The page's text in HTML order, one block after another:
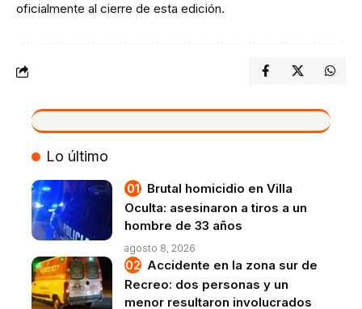
oficialmente al cierre de esta edición.
VIVO
Lo último
Brutal homicidio en Villa
Oculta: asesinaron a tiros a un
hombre de 33 años
agosto 8, 2026
Accidente en la zona sur de
Recreo: dos personas y un
menor resultaron involucrados